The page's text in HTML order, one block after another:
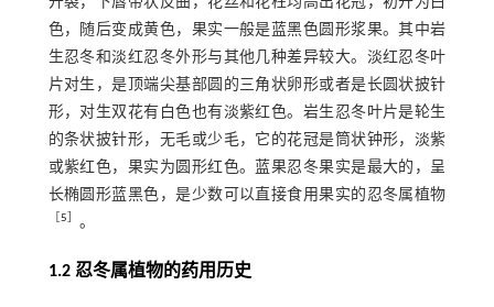
色，随后变成黄色，果实一般是蓝黑色圆形浆果。其中岩
生忍冬和淡红忍冬外形与其他几种差异较大。淡红忍冬叶
片对生，是顶端尖基部圆的三角状卵形或者是长圆状披针
形，对生双花有白色也有淡紫红色。岩生忍冬叶片是轮生
的条状披针形，无毛或少毛，它的花冠是筒状钟形，淡紫
或紫红色，果实为圆形红色。蓝果忍冬果实是最大的，呈
长椭圆形蓝黑色，是少数可以直接食用果实的忍冬属植物
5 。
1.2 忍冬属植物的药用历史